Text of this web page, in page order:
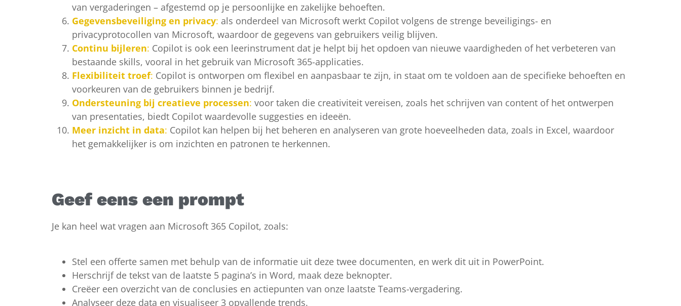
van vergaderingen – afgestemd op je persoonlijke en zakelijke behoeften.
Gegevensbeveiliging en privacy: als onderdeel van Microsoft werkt Copilot volgens de strenge beveiligings- en
privacyprotocollen van Microsoft, waardoor de gegevens van gebruikers veilig blijven.
Continu bijleren: Copilot is ook een leerinstrument dat je helpt bij het opdoen van nieuwe vaardigheden of het verbeteren van
bestaande skills, vooral in het gebruik van Microsoft 365-applicaties.
Flexibiliteit troef: Copilot is ontworpen om flexibel en aanpasbaar te zijn, in staat om te voldoen aan de specifieke behoeften en
voorkeuren van de gebruikers binnen je bedrijf.
Ondersteuning bij creatieve processen: voor taken die creativiteit vereisen, zoals het schrijven van content of het ontwerpen
van presentaties, biedt Copilot waardevolle suggesties en ideeën.
Meer inzicht in data: Copilot kan helpen bij het beheren en analyseren van grote hoeveelheden data, zoals in Excel, waardoor
het gemakkelijker is om inzichten en patronen te herkennen.
Geef eens een prompt
Je kan heel wat vragen aan Microsoft 365 Copilot, zoals:
Stel een offerte samen met behulp van de informatie uit deze twee documenten, en werk dit uit in PowerPoint.
Herschrijf de tekst van de laatste 5 pagina’s in Word, maak deze beknopter.
Creëer een overzicht van de conclusies en actiepunten van onze laatste Teams-vergadering.
Analyseer deze data en visualiseer 3 opvallende trends.